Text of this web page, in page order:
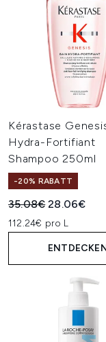
Kérastase
Hydra-Fortifiant
Shampoo 250ml
-20% RABATT
Unverbindliche
35.08€Aktueller
28.06€
112.24€ pro L